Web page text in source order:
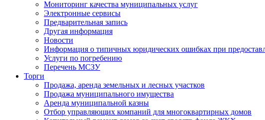
Мониторинг качества муниципальных услуг
Электронные сервисы
Предварительная запись
Другая информация
Новости
Информация о типичных юридических ошибках при
Услуги по погребению
Перечень МСЗУ
Торги
Продажа, аренда земельных и лесных участков
Продажа муниципального имущества
Аренда муниципальной казны
Отбор управляющих компаний для многоквартирных домов